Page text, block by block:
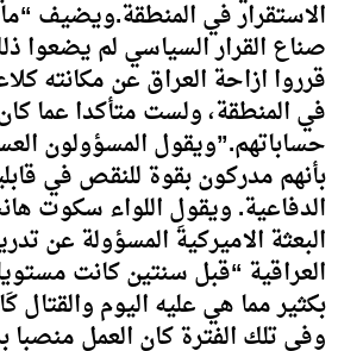
الاستقرار في المنطقة.ويضيف
صناع القرار السياسي لم يضعوا
قرروا ازاحة العراق عن مكانته
في المنطقة، ولست متأكدا عما
حساباتهم.”ويقول المسؤولون
بأنهم مدركون بقوة للنقص في
الدفاعية. ويقول اللواء سكوت
البعثة الاميركيةَ المسؤولة عن
العراقية “قبل سنتين كانت
بكثير مما هي عليه اليوم والقتال
وفي تلك الفترة كان العمل منصبا